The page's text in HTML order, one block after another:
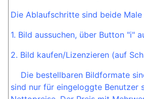
Die Ablaufschritte sind beide
1. Bild aussuchen, über Button "i"
2. Bild kaufen/Lizenzieren (auf
Die bestellbaren Bildformate
sind nur für eingeloggte Benutzer